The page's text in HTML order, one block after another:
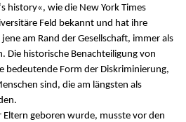
history«, wie die New York Times
Feld bekannt und hat ihre
am Rand der Gesellschaft, immer als
Die historische Benachteiligung von
bedeutende Form der Diskriminierung,
sind, die am längsten als
Eltern geboren wurde, musste vor den